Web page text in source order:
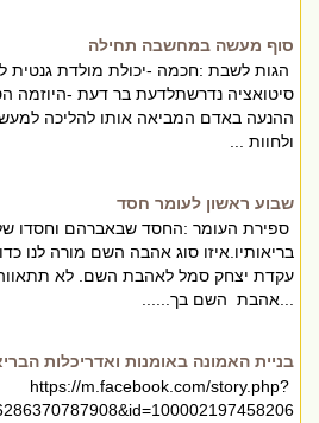
סוף מעשה במחשבה תחילה
הגות לשבת :חכמה -יכולת מולדת גנטית
סיטואציה נדרשתלדעת בר דעת -היוזמה
ההנעה באדם המביאה אותו להליכה
ולחוות ...
שבוע ראשון לעומר חסד
ספירת העומר :החסד שבאברהם וחסדו
בריאותיו.איזו סוג אהבה השם מורה לנו
עקדת יצחק סמל לאהבת השם. לא
...אהבת השם בך......
בניית האמונה באומנות ואדריכלות
https://m.facebook.com/story.php?